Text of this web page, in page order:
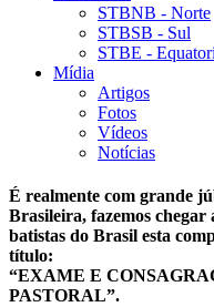
STBNB - Norte
STBSB - Sul
STBE -
Mídia
Artigos
Fotos
Vídeos
Notícias
É realmente com grande
Brasileira, fazemos chegar
batistas do Brasil esta
título:
“EXAME E
PASTORAL”.